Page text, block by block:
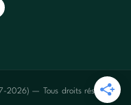
2026) — Tous droits réservés -